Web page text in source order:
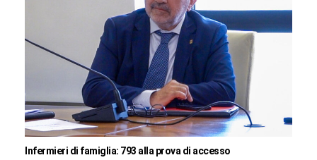
Infermieri di famiglia: 793 alla prova di accesso